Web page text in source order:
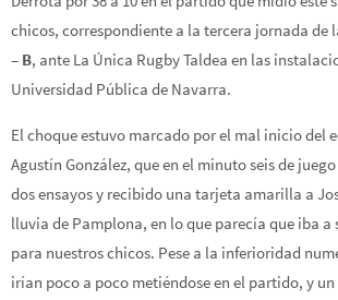
chicos, correspondiente a la tercera jornada de
– B, ante La Única Rugby Taldea en las
Universidad Pública de Navarra.
El choque estuvo marcado por el mal inicio del
Agustín González, que en el minuto seis de
dos ensayos y recibido una tarjeta amarilla a
lluvia de Pamplona, en lo que parecía que iba
para nuestros chicos. Pese a la inferioridad
irían poco a poco metiéndose en el partido, y